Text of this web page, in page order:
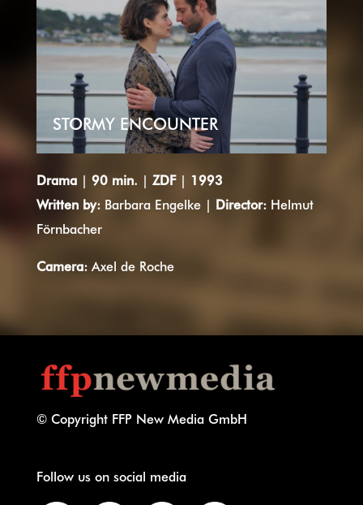
STORMY ENCOUNTER
Drama| 90 min. | ZDF | 1993
Written by: Barbara Engelke| Director: Helmut
Förnbacher
Camera: Axel de Roche
© Copyright FFP New Media GmbH
Follow us on social media